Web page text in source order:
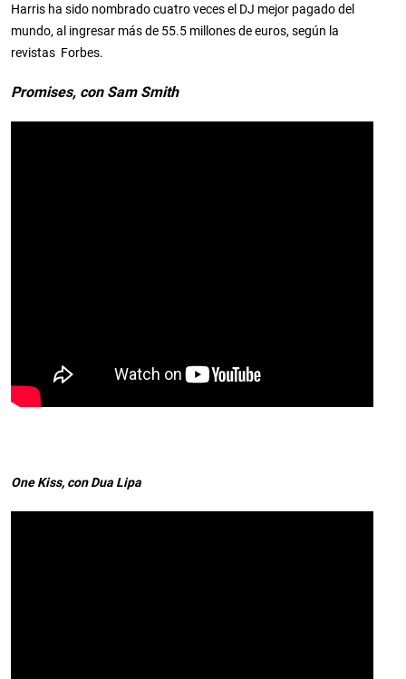
Harris ha sido nombrado cuatro veces el DJ mejor pagado del
mundo, al ingresar más de 55.5 millones de euros, según la
revistas Forbes.
Promises, con Sam Smith
One Kiss, con Dua Lipa